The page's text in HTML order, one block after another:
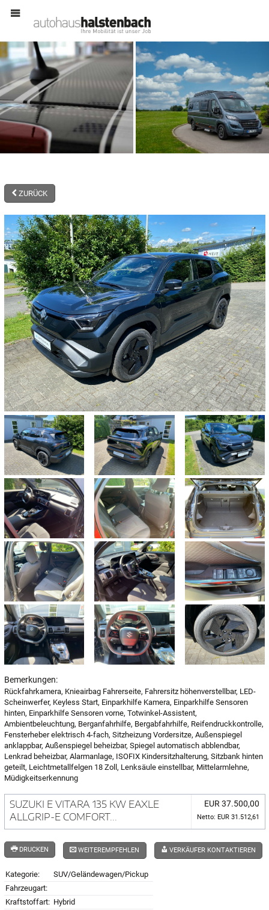
MENÜ
ZURÜCK
Bemerkungen:
Rückfahrkamera, Knieairbag Fahrerseite, Fahrersitz höhenverstellbar, LED-
Scheinwerfer, Keyless Start, Einparkhilfe Kamera, Einparkhilfe Sensoren
hinten, Einparkhilfe Sensoren vorne, Totwinkel-Assistent,
Ambientbeleuchtung, Berganfahrhilfe, Bergabfahrhilfe, Reifendruckkontrolle,
Fensterheber elektrisch 4-fach, Sitzheizung Vordersitze, Außenspiegel
anklappbar, Außenspiegel beheizbar, Spiegel automatisch abblendbar,
Lenkrad beheizbar, Alarmanlage, ISOFIX Kindersitzhalterung, Sitzbank hinten
geteilt, Leichtmetallfelgen 18 Zoll, Lenksäule einstellbar, Mittelarmlehne,
Müdigkeitserkennung
SUZUKI E VITARA 135 KW EAXLE
ALLGRIP-E COMFORT...
EUR 37.500,00
Netto: EUR 31.512,61
DRUCKEN WEITEREMPFEHLEN VERKÄUFER KONTAKTIEREN
Kategorie:
SUV/Geländewagen/Pickup
Fahrzeugart:
Kraftstoffart: Hybrid